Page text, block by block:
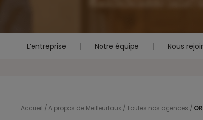
L’entreprise Notre équipe Nous
Accueil A propos de Meilleurtaux Toutes nos agences